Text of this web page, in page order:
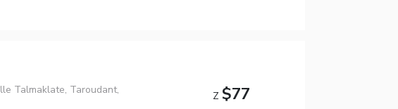
Talmaklate, Taroudant,
Z$77